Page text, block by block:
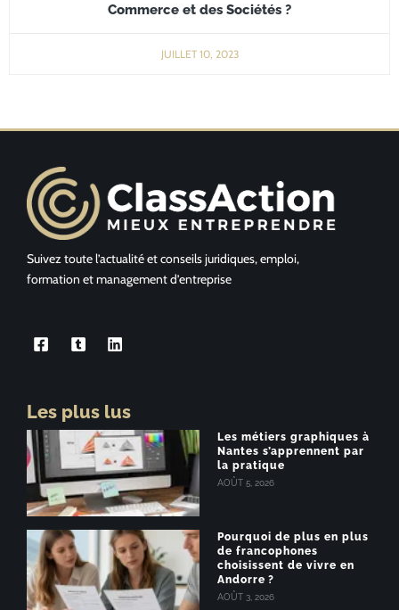
Commerce et des Sociétés ?
JUILLET 10, 2023
Suivez toute l’actualité et conseils juridiques, emploi,
formation et management d’entreprise
Les plus lus
Les métiers graphiques à
Nantes s’apprennent par
la pratique
AOÛT 5, 2026
Pourquoi de plus en plus
de francophones
choisissent de vivre en
Andorre ?
AOÛT 3, 2026